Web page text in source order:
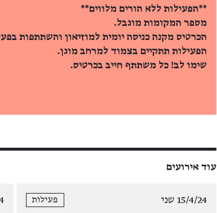
**הפעילות ללא הורים מלווים**
מספר המקומות מוגבל.
הכרטיס מקנה כניסה יומית למוזיאון והשתתפות
הפעילות תתקיים בצמוד למרחב מוגן.
שימו לב! כל משתתף חייב בכרטיס.
עוד אירועים
15/4/24 שני פעילות